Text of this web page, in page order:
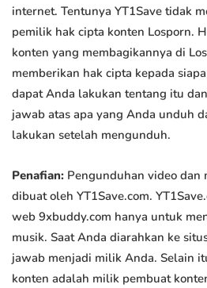
internet. Tentunya YT1Save tidak
pemilik hak cipta konten Losporn.
konten yang membagikannya di
memberikan hak cipta kepada
dapat Anda lakukan tentang itu
jawab atas apa yang Anda unduh
lakukan setelah mengunduh.
Penafian: Pengunduhan video dan
dibuat oleh YT1Save.com.
web 9xbuddy.com hanya untuk
musik. Saat Anda diarahkan ke
jawab menjadi milik Anda. Selain
konten adalah milik pembuat